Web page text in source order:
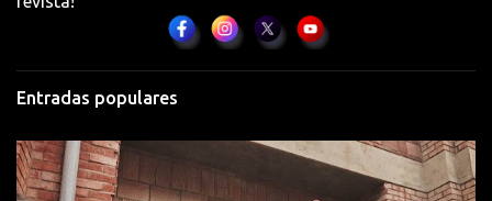
s
Entradas populares